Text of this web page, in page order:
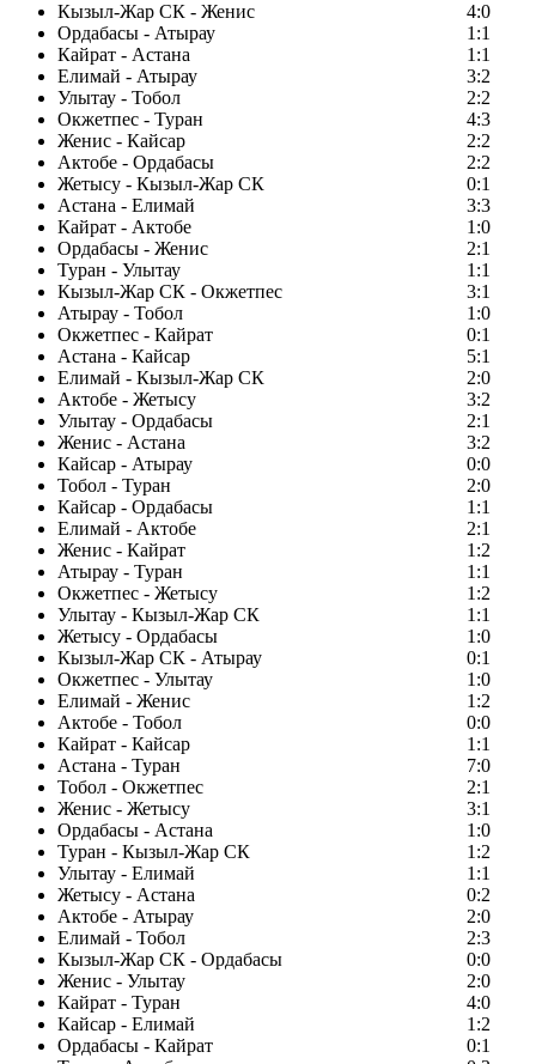
Кызыл-Жар СК - Женис
4:0
Ордабасы - Атырау
1:1
Кайрат - Астана
1:1
Елимай - Атырау
3:2
Улытау - Тобол
2:2
Окжетпес - Туран
4:3
Женис - Кайсар
2:2
Актобе - Ордабасы
2:2
Жетысу - Кызыл-Жар СК
0:1
Астана - Елимай
3:3
Кайрат - Актобе
1:0
Ордабасы - Женис
2:1
Туран - Улытау
1:1
Кызыл-Жар СК - Окжетпес
3:1
Атырау - Тобол
1:0
Окжетпес - Кайрат
0:1
Астана - Кайсар
5:1
Елимай - Кызыл-Жар СК
2:0
Актобе - Жетысу
3:2
Улытау - Ордабасы
2:1
Женис - Астана
3:2
Кайсар - Атырау
0:0
Тобол - Туран
2:0
Кайсар - Ордабасы
1:1
Елимай - Актобе
2:1
Женис - Кайрат
1:2
Атырау - Туран
1:1
Окжетпес - Жетысу
1:2
Улытау - Кызыл-Жар СК
1:1
Жетысу - Ордабасы
1:0
Кызыл-Жар СК - Атырау
0:1
Окжетпес - Улытау
1:0
Елимай - Женис
1:2
Актобе - Тобол
0:0
Кайрат - Кайсар
1:1
Астана - Туран
7:0
Тобол - Окжетпес
2:1
Женис - Жетысу
3:1
Ордабасы - Астана
1:0
Туран - Кызыл-Жар СК
1:2
Улытау - Елимай
1:1
Жетысу - Астана
0:2
Актобе - Атырау
2:0
Елимай - Тобол
2:3
Кызыл-Жар СК - Ордабасы
0:0
Женис - Улытау
2:0
Кайрат - Туран
4:0
Кайсар - Елимай
1:2
Ордабасы - Кайрат
0:1